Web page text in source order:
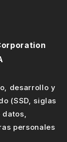
desarrollo y
(SSD, siglas
datos,
personales